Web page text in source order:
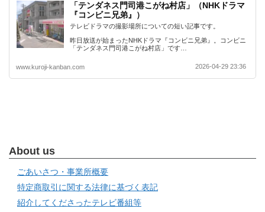
「テンダネス門司港こがね村店」（NHKドラマ
『コンビニ兄弟』）
テレビドラマの撮影場所についての短い記事です。
昨日放送が始まったNHKドラマ『コンビニ兄弟』。コンビニ
「テンダネス門司港こがね村店」です…
www.kuroji-kanban.com 2026-04-29 23:36
About us
ごあいさつ・事業所概要
特定商取引に関する法律に基づく表記
紹介してくださったテレビ番組等